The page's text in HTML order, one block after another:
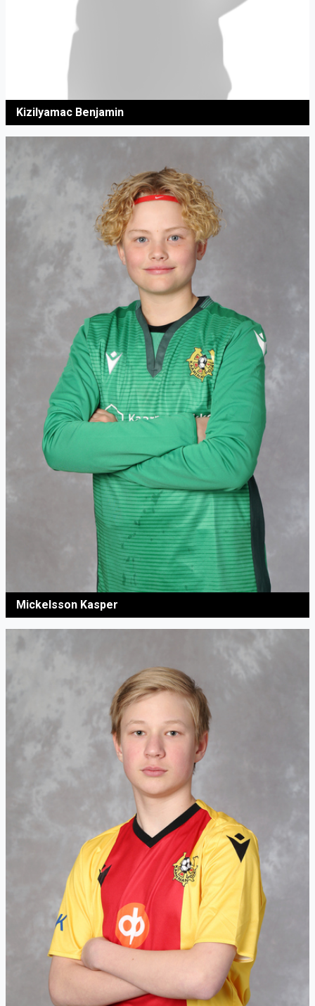
Kizilyamac Benjamin
Mickelsson Kasper